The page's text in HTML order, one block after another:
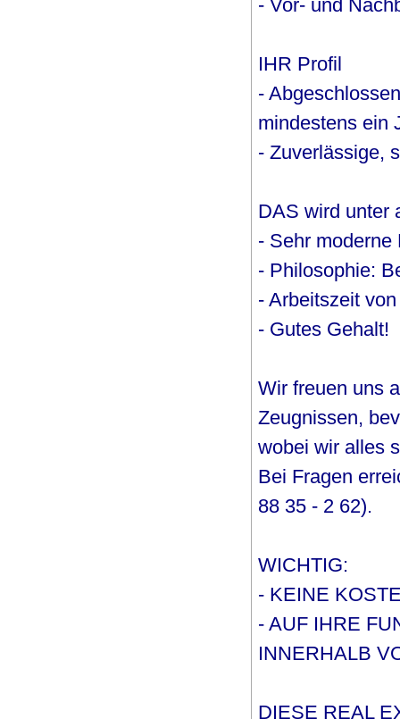
- Vor- und
IHR Profil
-
mindestens ein
- Zuverlässige,
DAS wird unter
- Sehr moderne
- Philosophie:
- Arbeitszeit
- Gutes Gehalt!
Wir freuen uns
Zeugnissen,
wobei wir alles
Bei Fragen
88 35 - 2 62).
WICHTIG:
- KEINE
- AUF IHRE
INNERHALB
DIESE REAL